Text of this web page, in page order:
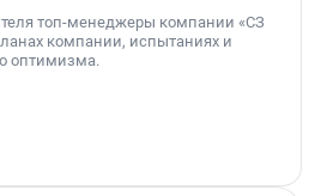
топ-менеджеры компании «СЗ
компании, испытаниях и
оптимизма.